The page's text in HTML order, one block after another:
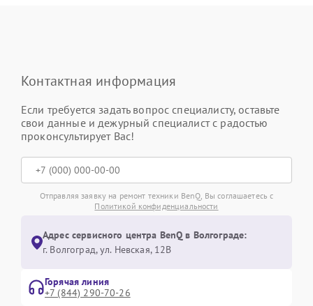
Контактная информация
Если требуется задать вопрос специалисту, оставьте
свои данные и дежурный специалист с радостью
проконсультирует Вас!
Отправляя заявку на ремонт техники BenQ, Вы соглашаетесь с
Политикой конфиденциальности
Адрес сервисного центра BenQ в Волгограде:
г. Волгоград, ул. Невская, 12В
Горячая линия
+7 (844) 290-70-26